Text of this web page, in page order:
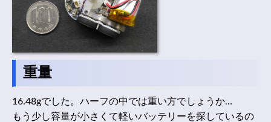
重量
16.48gでした。ハーフの中では重い方でしょうか…
もう少し容量が小さくて軽いバッテリーを探しているの